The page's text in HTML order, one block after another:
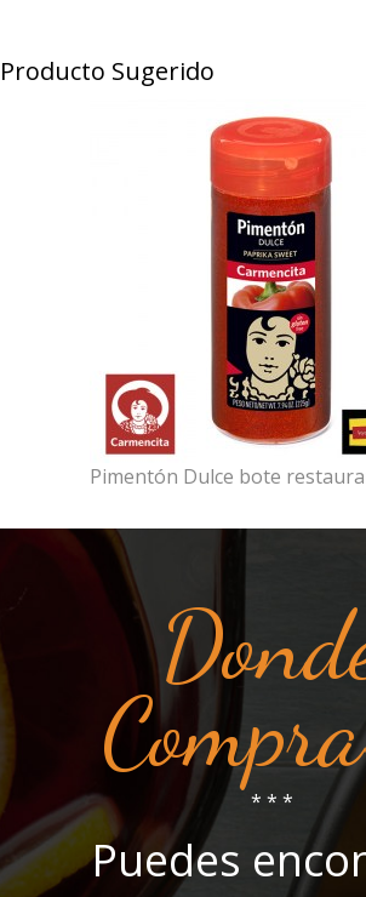
Producto Sugerido
Pimentón Dulce bote
* * *
Puedes